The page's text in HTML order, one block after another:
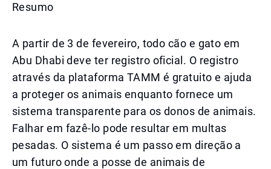
Resumo
A partir de 3 de fevereiro, todo cão e gato em
Abu Dhabi deve ter registro oficial. O registro
através da plataforma TAMM é gratuito e ajuda
a proteger os animais enquanto fornece um
sistema transparente para os donos de animais.
Falhar em fazê-lo pode resultar em multas
pesadas. O sistema é um passo em direção a
um futuro onde a posse de animais de